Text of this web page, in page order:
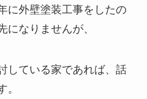
に外壁塗装工事をしたの
になりませんが、
している家であれば、話
。